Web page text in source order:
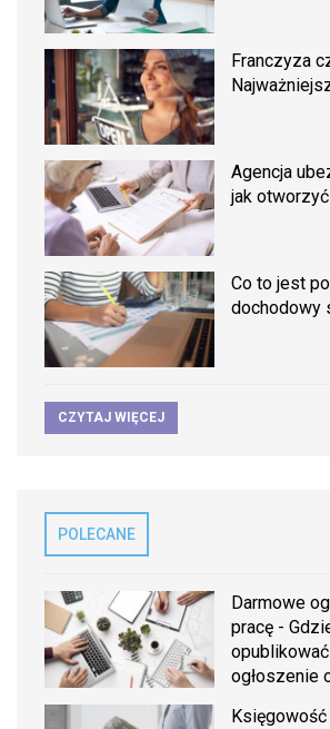
Franczyza
Agencja
jak
Co to jest
dochodowy
CZYTAJ WIĘCEJ
POLECANE
Darmowe
pracę -
ogłoszenie